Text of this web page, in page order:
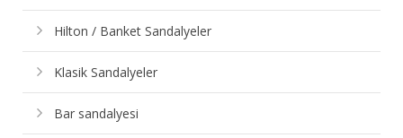
Hilton / Banket Sandalyeler
Klasik Sandalyeler
Bar sandalyesi